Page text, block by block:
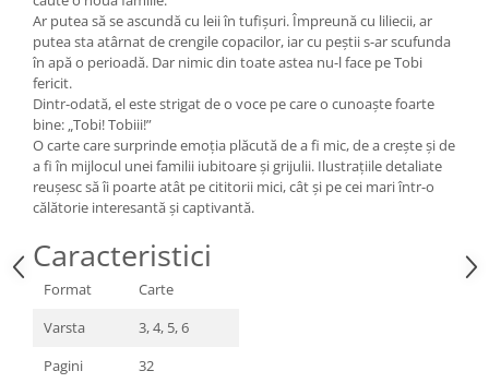
Ar putea să se ascundă cu leii în tufișuri. Împreună cu liliecii, ar
putea sta atârnat de crengile copacilor, iar cu peștii s-ar scufunda
în apă o perioadă. Dar nimic din toate astea nu-l face pe Tobi
fericit.
Dintr-odată, el este strigat de o voce pe care o cunoaște foarte
bine: „Tobi! Tobiii!”
O carte care surprinde emoția plăcută de a fi mic, de a crește și de
a fi în mijlocul unei familii iubitoare și grijulii. Ilustrațiile detaliate
reușesc să îi poarte atât pe cititorii mici, cât și pe cei mari într-o
călătorie interesantă și captivantă.
Caracteristici
Format
Carte
Varsta
3, 4, 5, 6
Pagini
32